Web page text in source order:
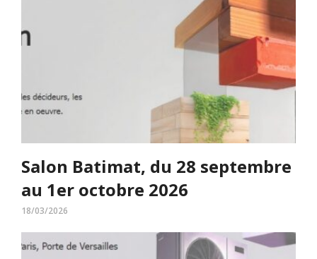
Salon Batimat, du 28 septembre
au 1er octobre 2026
18/03/2026